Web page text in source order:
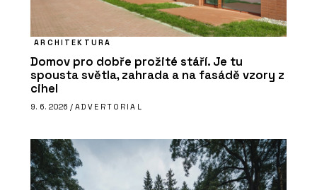
ARCHITEKTURA
Domov pro dobře prožité stáří. Je tu
spousta světla, zahrada a na fasádě vzory z
cihel
9. 6. 2026 / ADVERTORIAL